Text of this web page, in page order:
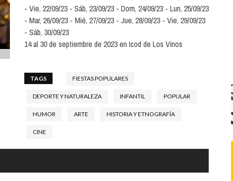
Música
COMERCIO
GASTRO
FORMATIVO
Vie, 22/09/23
Sáb, 23/09/23 Dom, 24/09/23
Lun, 25/09/23
Mar, 26/09/23
Mié, 27/09/23 Jue, 28/09/23
Vie, 29/09/23
Sáb, 30/09/23
14 al 30 de septiembre de 2023 en Icod de Los Vinos
TAGS FIESTAS POPULARES
DEPORTE Y NATURALEZA INFANTIL POPULAR
HUMOR ARTE HISTORIA Y ETNOGRAFÍA
CINE